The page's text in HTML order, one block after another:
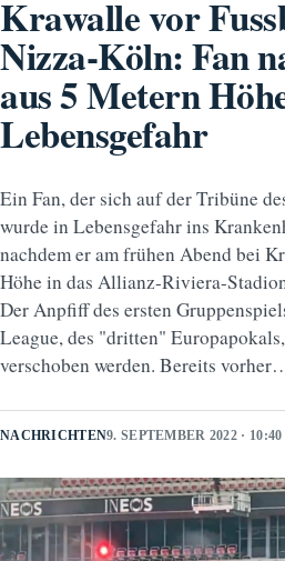
Krawalle vor
Nizza-Köln: Fan
aus 5 Metern
Lebensgefahr
Ein Fan, der sich auf der Tribüne
wurde in Lebensgefahr ins
nachdem er am frühen Abend bei
Höhe in das Allianz-Riviera-
Der Anpfiff des ersten
League, des "dritten"
verschoben werden. Bereits
NACHRICHTEN9. SEPTEMBER 2022 ·